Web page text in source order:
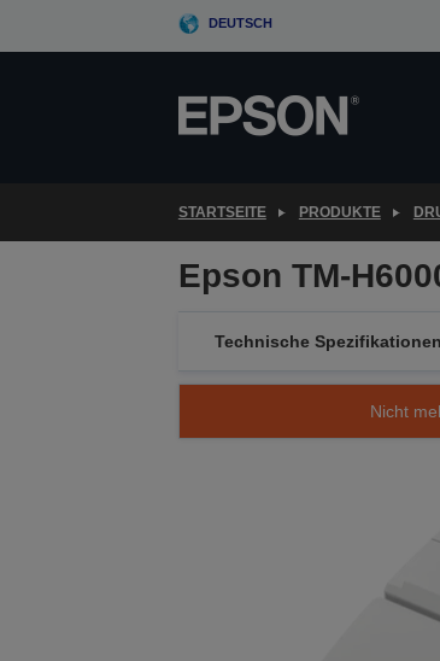
DEUTSCH
STARTSEITE PRODUKTE
Epson TM-
Technische Spezifikationen
Nicht